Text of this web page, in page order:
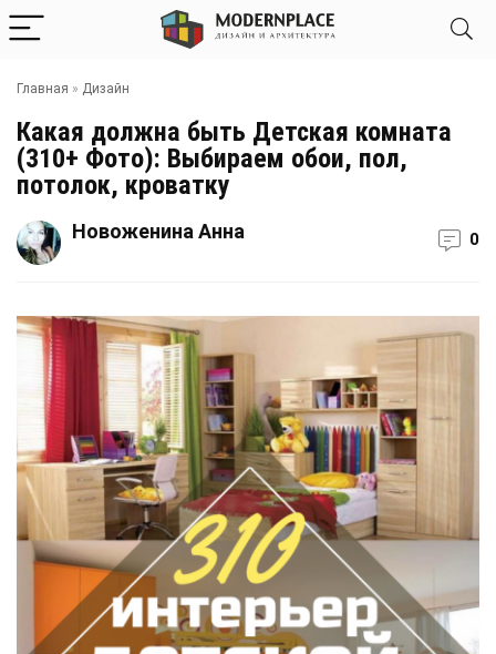
Главная » Дизайн
Какая должна быть Детская комната
(310+ Фото): Выбираем обои, пол,
потолок, кроватку
Новоженина Анна 0